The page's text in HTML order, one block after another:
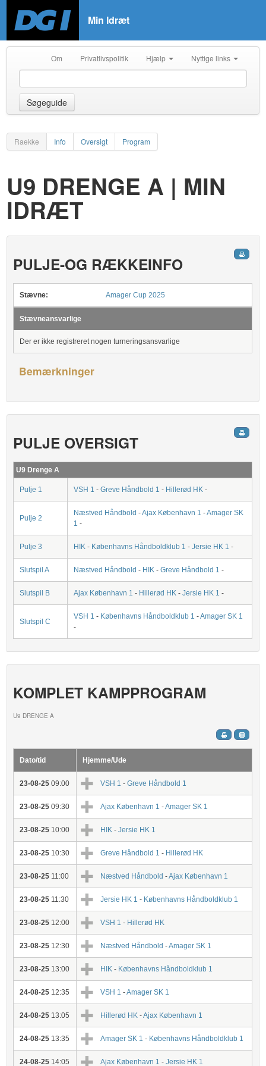
Min Idræt
Om Privatlivspolitik Hjælp Nyttige links
Søgeguide
Raekke Info Oversigt Program
U9 DRENGE A | MIN
IDRÆT
PULJE-OG RÆKKEINFO
Stævne: Amager Cup 2025
Stævneansvarlige
Der er ikke registreret nogen turneringsansvarlige
Bemærkninger
PULJE OVERSIGT
U9 Drenge A
Pulje 1 VSH 1 -Greve Håndbold 1 - Hillerød HK -
Pulje 2
Næstved Håndbold -Ajax København 1 -Amager SK
1 -
Pulje 3 HIK - Københavns Håndboldklub 1 -Jersie HK 1 -
Slutspil A Næstved Håndbold - HIK -Greve Håndbold 1 -
Slutspil B Ajax København 1 - Hillerød HK -Jersie HK 1 -
Slutspil C
VSH 1 - Københavns Håndboldklub 1 -Amager SK 1
-
KOMPLET KAMPPROGRAM
U9 DRENGE A
Dato/tid Hjemme/Ude
23-08-25 09:00 VSH 1 -Greve Håndbold 1
23-08-25 09:30 Ajax København 1 -Amager SK 1
23-08-25 10:00 HIK -Jersie HK 1
23-08-25 10:30 Greve Håndbold 1 - Hillerød HK
23-08-25 11:00 Næstved Håndbold -Ajax København 1
23-08-25 11:30 Jersie HK 1 - Københavns Håndboldklub 1
23-08-25 12:00 VSH 1 - Hillerød HK
23-08-25 12:30 Næstved Håndbold -Amager SK 1
23-08-25 13:00 HIK - Københavns Håndboldklub 1
24-08-25 12:35 VSH 1 -Amager SK 1
24-08-25 13:05 Hillerød HK -Ajax København 1
24-08-25 13:35 Amager SK 1 - Københavns Håndboldklub 1
24-08-25 14:05 Ajax København 1 -Jersie HK 1